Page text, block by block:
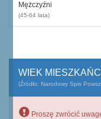
Mężczyźni
(45-64 lata)
WIEK
(Źródło: Narodowy Spis
Proszę zwrócić